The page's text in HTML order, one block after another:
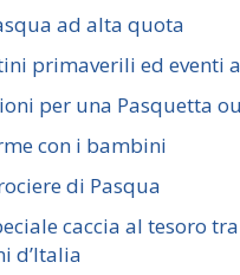
ad alta quota
primaverili ed eventi
per una Pasquetta
con i bambini
di Pasqua
caccia al tesoro
d’Italia